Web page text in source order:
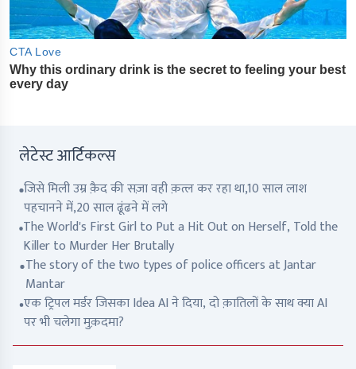
लेटेस्ट आर्टिकल्स
जिसे मिली उम्र क़ैद की सज़ा वही क़त्ल कर रहा था,10 साल लाश
पहचानने में,20 साल ढूंढने में लगे
The World's First Girl to Put a Hit Out on Herself, Told the
Killer to Murder Her Brutally
The story of the two types of police officers at Jantar
Mantar
एक ट्रिपल मर्डर जिसका Idea AI ने दिया, दो क़ातिलों के साथ क्या AI
पर भी चलेगा मुक़दमा?